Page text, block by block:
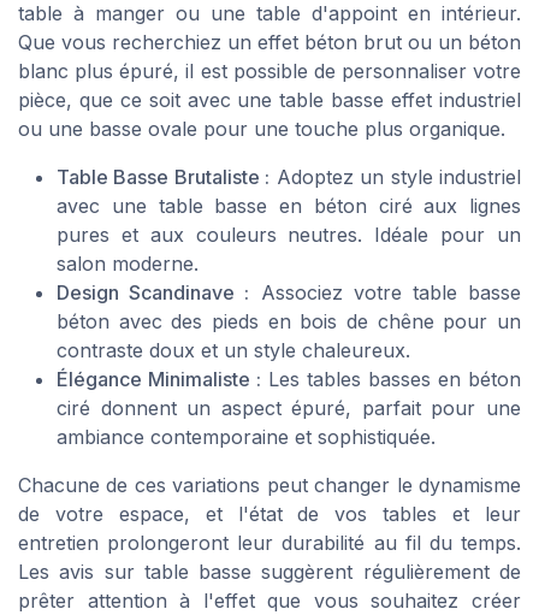
table à manger ou une table d'appoint en intérieur.
Que vous recherchiez un effet béton brut ou un béton
blanc plus épuré, il est possible de personnaliser votre
pièce, que ce soit avec une table basse effet industriel
ou une basse ovale pour une touche plus organique.
Table Basse Brutaliste : Adoptez un style industriel
avec une table basse en béton ciré aux lignes
pures et aux couleurs neutres. Idéale pour un
salon moderne.
Design Scandinave : Associez votre table basse
béton avec des pieds en bois de chêne pour un
contraste doux et un style chaleureux.
Élégance Minimaliste : Les tables basses en béton
ciré donnent un aspect épuré, parfait pour une
ambiance contemporaine et sophistiquée.
Chacune de ces variations peut changer le dynamisme
de votre espace, et l'état de vos tables et leur
entretien prolongeront leur durabilité au fil du temps.
Les avis sur table basse suggèrent régulièrement de
prêter attention à l'effet que vous souhaitez créer